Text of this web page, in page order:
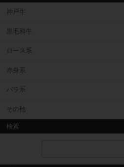
神戸牛
黒毛和牛
ロース系
赤身系
バラ系
その他
検索